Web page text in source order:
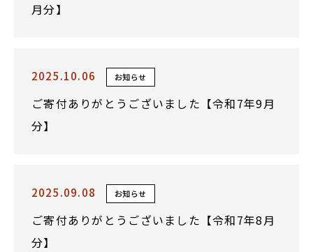
月分】
2025.10.06 お知らせ
ご寄付ありがとうございました【令和7年9月
分】
2025.09.08 お知らせ
ご寄付ありがとうございました【令和7年8月
分】